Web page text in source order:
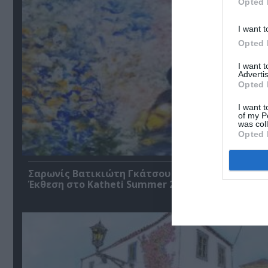
I want
Opted
I want
Opted
I want
of my
was
Opted
Σαρωνίς Βατικιώτη Γκάτσου – Διαφάνειες
Έκθεση στο Katheti Summer 2026